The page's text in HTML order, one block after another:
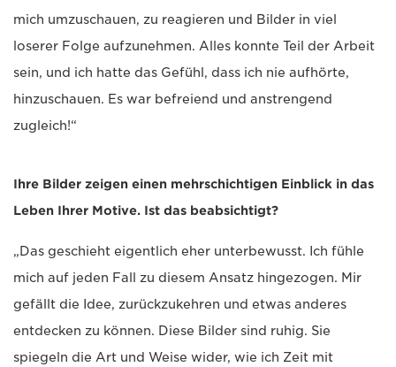
mich umzuschauen, zu reagieren und Bilder in viel
loserer Folge aufzunehmen. Alles konnte Teil der Arbeit
sein, und ich hatte das Gefühl, dass ich nie aufhörte,
hinzuschauen. Es war befreiend und anstrengend
zugleich!“
Ihre Bilder zeigen einen mehrschichtigen Einblick in das
Leben Ihrer Motive. Ist das beabsichtigt?
„Das geschieht eigentlich eher unterbewusst. Ich fühle
mich auf jeden Fall zu diesem Ansatz hingezogen. Mir
gefällt die Idee, zurückzukehren und etwas anderes
entdecken zu können. Diese Bilder sind ruhig. Sie
spiegeln die Art und Weise wider, wie ich Zeit mit